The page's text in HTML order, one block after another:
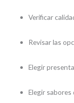
Verificar
Revisar las
Elegir
Elegir